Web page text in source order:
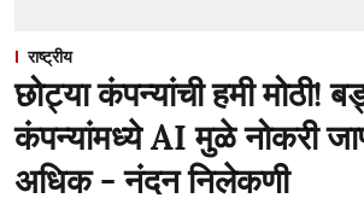
राष्ट्रीय
छोट्या कंपन्यांची हमी मोठी!
कंपन्यांमध्ये AI मुळे नोकरी
अधिक - नंदन निलेकणी